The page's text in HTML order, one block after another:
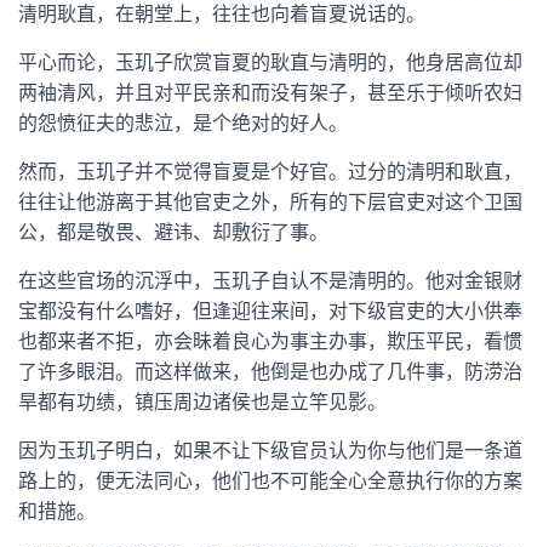
清明耿直，在朝堂上，往往也向着盲夏说话的。
平心而论，玉玑子欣赏盲夏的耿直与清明的，他身居高位却
两袖清风，并且对平民亲和而没有架子，甚至乐于倾听农妇
的怨愤征夫的悲泣，是个绝对的好人。
然而，玉玑子并不觉得盲夏是个好官。过分的清明和耿直，
往往让他游离于其他官吏之外，所有的下层官吏对这个卫国
公，都是敬畏、避讳、却敷衍了事。
在这些官场的沉浮中，玉玑子自认不是清明的。他对金银财
宝都没有什么嗜好，但逢迎往来间，对下级官吏的大小供奉
也都来者不拒，亦会昧着良心为事主办事，欺压平民，看惯
了许多眼泪。而这样做来，他倒是也办成了几件事，防涝治
旱都有功绩，镇压周边诸侯也是立竿见影。
因为玉玑子明白，如果不让下级官员认为你与他们是一条道
路上的，便无法同心，他们也不可能全心全意执行你的方案
和措施。